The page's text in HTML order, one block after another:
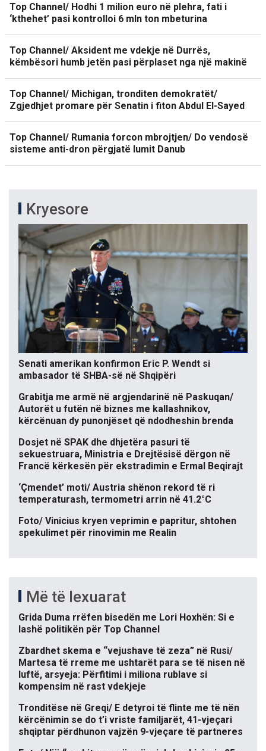
Top Channel/ Hodhi 1 milion euro në plehra, fati i
‘kthehet’ pasi kontrolloi 6 mln ton mbeturina
Top Channel/ Aksident me vdekje në Durrës,
këmbësori humb jetën pasi përplaset nga një makinë
Top Channel/ Michigan, tronditen demokratët/
Zgjedhjet promare për Senatin i fiton Abdul El-Sayed
Top Channel/ Rumania forcon mbrojtjen/ Do vendosë
sisteme anti-dron përgjatë lumit Danub
Kryesore
Senati amerikan konfirmon Eric P. Wendt si
ambasador të SHBA-së në Shqipëri
Grabitja me armë në argjendarinë në Paskuqan/
Autorët u futën në biznes me kallashnikov,
kërcënuan dy punonjëset që ndodheshin brenda
Dosjet në SPAK dhe dhjetëra pasuri të
sekuestruara, Ministria e Drejtësisë dërgon në
Francë kërkesën për ekstradimin e Ermal Beqirajt
‘Çmendet’ moti/ Austria shënon rekord të ri
temperaturash, termometri arrin në 41.2°C
Foto/ Vinicius kryen veprimin e papritur, shtohen
spekulimet për rinovimin me Realin
Më të lexuarat
Grida Duma rrëfen bisedën me Lori Hoxhën: Si e
lashë politikën për Top Channel
Zbardhet skema e “vejushave të zeza” në Rusi/
Martesa të rreme me ushtarët para se të nisen në
luftë, arsyeja: Përfitimi i miliona rublave si
kompensim në rast vdekjeje
Tronditëse në Greqi/ E detyroi të flinte me të nën
kërcënimin se do t’i vriste familjarët, 41-vjeçari
shqiptar përdhunon vajzën 9-vjeçare të partneres